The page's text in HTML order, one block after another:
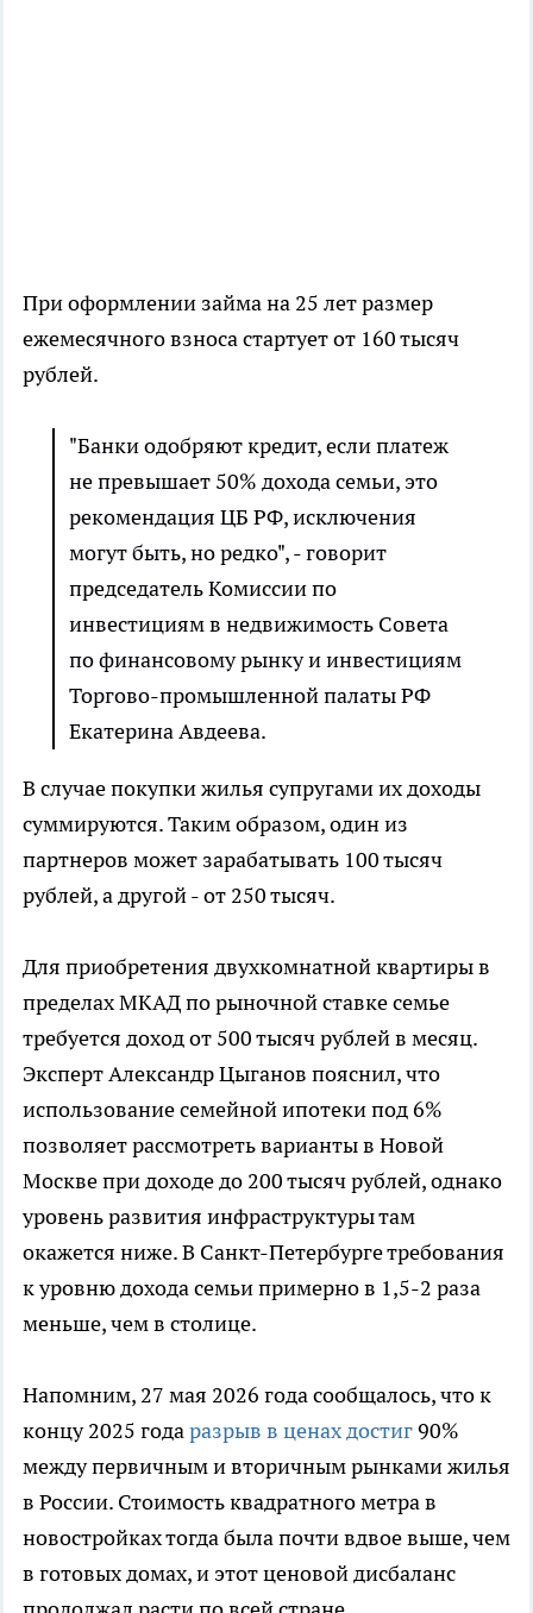
При оформлении займа на 25 лет размер
ежемесячного взноса стартует от 160 тысяч
рублей.
"Банки одобряют кредит, если платеж
не превышает 50% дохода семьи, это
рекомендация ЦБ РФ, исключения
могут быть, но редко", - говорит
председатель Комиссии по
инвестициям в недвижимость Совета
по финансовому рынку и инвестициям
Торгово-промышленной палаты РФ
Екатерина Авдеева.
В случае покупки жилья супругами их доходы
суммируются. Таким образом, один из
партнеров может зарабатывать 100 тысяч
рублей, а другой - от 250 тысяч.
Для приобретения двухкомнатной квартиры в
пределах МКАД по рыночной ставке семье
требуется доход от 500 тысяч рублей в месяц.
Эксперт Александр Цыганов пояснил, что
использование семейной ипотеки под 6%
позволяет рассмотреть варианты в Новой
Москве при доходе до 200 тысяч рублей, однако
уровень развития инфраструктуры там
окажется ниже. В Санкт-Петербурге требования
к уровню дохода семьи примерно в 1,5-2 раза
меньше, чем в столице.
Напомним, 27 мая 2026 года сообщалось, что к
концу 2025 годаразрыв в ценах достиг90%
между первичным и вторичным рынками жилья
в России. Стоимость квадратного метра в
новостройках тогда была почти вдвое выше, чем
в готовых домах, и этот ценовой дисбаланс